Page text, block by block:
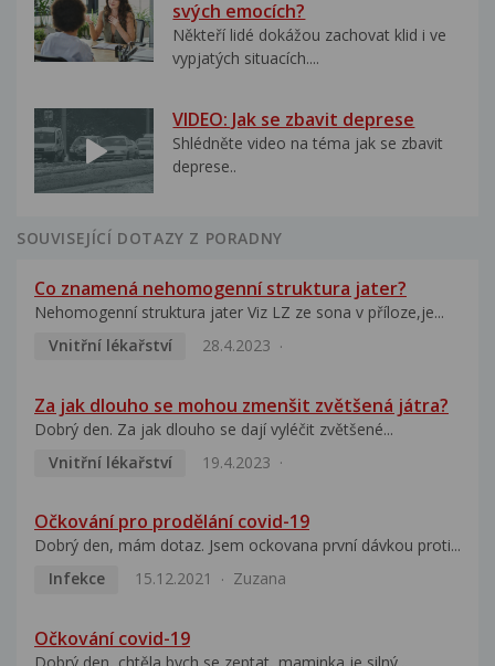
svých emocích?
Někteří lidé dokážou zachovat klid i ve
vypjatých situacích....
VIDEO: Jak se zbavit deprese
Shlédněte video na téma jak se zbavit
deprese..
SOUVISEJÍCÍ DOTAZY Z PORADNY
Co znamená nehomogenní struktura jater?
Nehomogenní struktura jater Viz LZ ze sona v příloze,je...
Vnitřní lékařství
28.4.2023
Za jak dlouho se mohou zmenšit zvětšená játra?
Dobrý den. Za jak dlouho se dají vyléčit zvětšené...
Vnitřní lékařství
19.4.2023
Očkování pro prodělání covid-19
Dobrý den, mám dotaz. Jsem ockovana první dávkou proti...
Infekce
15.12.2021 Zuzana
Očkování covid-19